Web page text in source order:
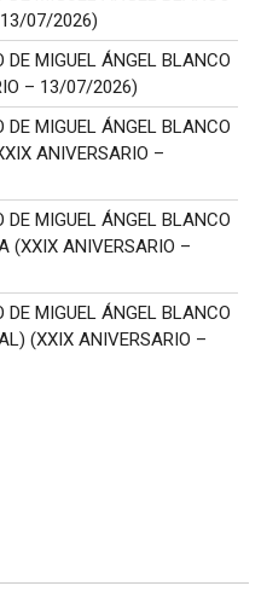
13/07/2026)
DE MIGUEL ÁNGEL BLANCO
– 13/07/2026)
DE MIGUEL ÁNGEL BLANCO
ANIVERSARIO –
DE MIGUEL ÁNGEL BLANCO
(XXIX ANIVERSARIO –
DE MIGUEL ÁNGEL BLANCO
(XXIX ANIVERSARIO –